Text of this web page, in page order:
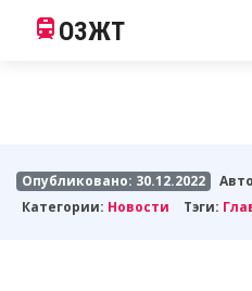
ОЗЖТ
Опубликовано: 30.12.2022
Категории: Новости Тэги: